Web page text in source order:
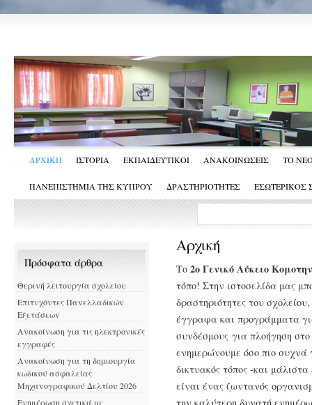
ΑΡΧΙΚΗ ΙΣΤΟΡΙΑ ΕΚΠΑΙΔΕΥΤΙΚΟΙ ΑΝΑΚΟΙΝΩΣΕΙΣ ΤΟ
ΠΑΝΕΠΙΣΤΗΜΙΑ ΤΗΣ ΚΥΠΡΟΥ ΔΡΑΣΤΗΡΙΟΤΗΤΕΣ
Αρχική
Το2ο Γενικό Λύκειο
τόπο! Στην ιστοσελίδα μας
δραστηριότητες του
έγγραφα και προγράμματα
συνδέσμους για πλοήγηση
ενημερώνουμε όσο πιο συχνά
δικτυακός τόπος -και
είναι ένας ζωντανός
Πρόσφατα άρθρα
Θερινή λειτουργία σχολείου
Επιτυχόντες Πανελλαδικών
Εξετάσεων
Ανακοίνωση για τις ηλεκτρονικές
εγγραφές
Ανακοίνωση για τη δημιουργία
κωδικού ασφαλείας
Μηχανογραφικού Δελτίου 2026
Ενημέρωση σχετικά με